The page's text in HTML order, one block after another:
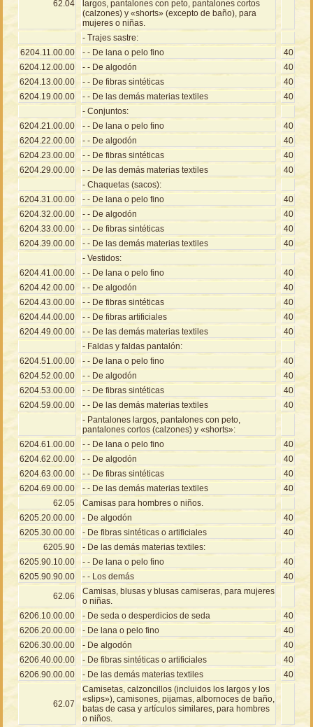
62.04
largos, pantalones con peto, pantalones cortos
(calzones) y «shorts» (excepto de baño), para
mujeres o niñas.
- Trajes sastre:
6204.11.00.00
- - De lana o pelo fino
40
6204.12.00.00
- - De algodón
40
6204.13.00.00
- - De fibras sintéticas
40
6204.19.00.00
- - De las demás materias textiles
40
- Conjuntos:
6204.21.00.00
- - De lana o pelo fino
40
6204.22.00.00
- - De algodón
40
6204.23.00.00
- - De fibras sintéticas
40
6204.29.00.00
- - De las demás materias textiles
40
- Chaquetas (sacos):
6204.31.00.00
- - De lana o pelo fino
40
6204.32.00.00
- - De algodón
40
6204.33.00.00
- - De fibras sintéticas
40
6204.39.00.00
- - De las demás materias textiles
40
- Vestidos:
6204.41.00.00
- - De lana o pelo fino
40
6204.42.00.00
- - De algodón
40
6204.43.00.00
- - De fibras sintéticas
40
6204.44.00.00
- - De fibras artificiales
40
6204.49.00.00
- - De las demás materias textiles
40
- Faldas y faldas pantalón:
6204.51.00.00
- - De lana o pelo fino
40
6204.52.00.00
- - De algodón
40
6204.53.00.00
- - De fibras sintéticas
40
6204.59.00.00
- - De las demás materias textiles
40
- Pantalones largos, pantalones con peto,
pantalones cortos (calzones) y «shorts»:
6204.61.00.00
- - De lana o pelo fino
40
6204.62.00.00
- - De algodón
40
6204.63.00.00
- - De fibras sintéticas
40
6204.69.00.00
- - De las demás materias textiles
40
62.05
Camisas para hombres o niños.
6205.20.00.00
- De algodón
40
6205.30.00.00
- De fibras sintéticas o artificiales
40
6205.90
- De las demás materias textiles:
6205.90.10.00
- - De lana o pelo fino
40
6205.90.90.00
- - Los demás
40
62.06
Camisas, blusas y blusas camiseras, para mujeres
o niñas.
6206.10.00.00
- De seda o desperdicios de seda
40
6206.20.00.00
- De lana o pelo fino
40
6206.30.00.00
- De algodón
40
6206.40.00.00
- De fibras sintéticas o artificiales
40
6206.90.00.00
- De las demás materias textiles 40
62.07
Camisetas, calzoncillos (incluidos los largos y los
«slips»), camisones, pijamas, albornoces de baño,
batas de casa y artículos similares, para hombres
o niños.